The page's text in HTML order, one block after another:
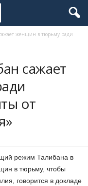
женщин в тюрьму ради
сажает
от
режим Талибана в
в тюрьму, чтобы
говорится в докладе